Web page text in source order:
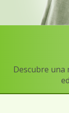
Descubre una